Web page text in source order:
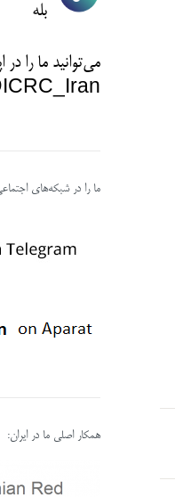
بله
می‌توانید ما را
ICRC_Iran@
ما را در شبکه‌های
همکار اصلی ما در ایران: